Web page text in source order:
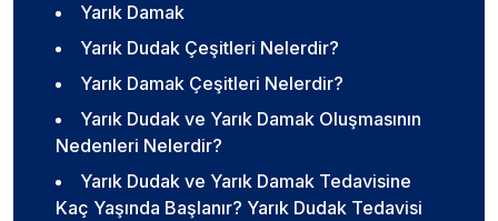
Yarık Damak
Yarık Dudak Çeşitleri Nelerdir?
Yarık Damak Çeşitleri Nelerdir?
Yarık Dudak ve Yarık Damak Oluşmasının
Nedenleri Nelerdir?
Yarık Dudak ve Yarık Damak Tedavisine
Kaç Yaşında Başlanır? Yarık Dudak Tedavisi